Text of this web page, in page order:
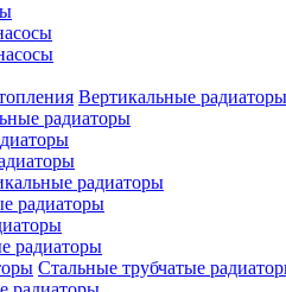
Вертикальные
радиаторы
радиаторы
радиаторы
радиаторы
Стальные трубчатые